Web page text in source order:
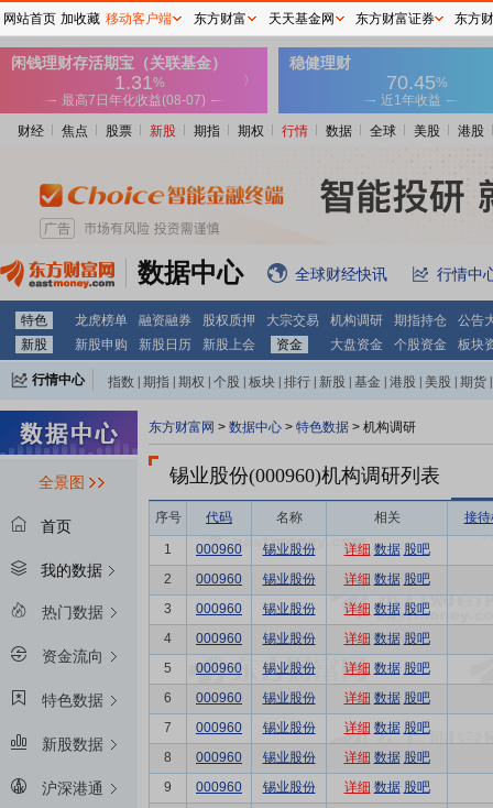
财经 焦点 股票 新股 期指 期权 行情 数据 全球 美股 港股
数据中心 全球财经快讯 行情中
特色 龙虎榜单 融资融券 股权质押 大宗交易 机构调研 期指持仓
公告
新股
新股申购 新股日历 新股上会 资金 大盘资金 个股资金 板块
行情中心 指数 期指 期权 个股 板块 排行 新股 基金 港股 美股 期货
全景图
首页
我的数据
热门数据
资金流向
特色数据
新股数据
沪深港通
东方财富网 > 数据中心 > 特色数据 > 机构调研
锡业股份(000960)机构调研列表
序号 代码 名称 相关 接
1 000960 锡业股份 详细 数据 股吧
2
000960 锡业股份 详细 数据 股吧
3
000960 锡业股份 详细 数据 股吧
4
000960 锡业股份 详细 数据 股吧
5
000960 锡业股份 详细 数据 股吧
6
000960 锡业股份 详细 数据 股吧
7
000960 锡业股份 详细 数据 股吧
8
000960 锡业股份 详细 数据 股吧
9
000960 锡业股份 详细 数据 股吧
网站首页 加收藏 移动客户端 东方财富 天天基金网 东方财富证券 东方